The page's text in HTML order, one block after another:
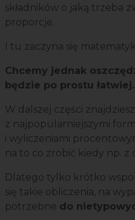
składników o jaką trzeba
proporcje.
I tu zaczyna się
Chcemy jednak
będzie po prostu łatwiej.
W dalszej części
z najpopularniejszymi
i wyliczeniami
na to co zrobić kiedy np.
Dlatego tylko krótko
się takie obliczenia, na
potrzebne do